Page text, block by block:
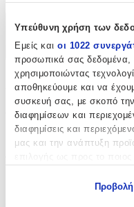
Υπεύθυνη χρήση των
Εμείς και οι 1022
προσωπικά σας δεδομένα,
χρησιμοποιώντας
αποθηκεύουμε και να
συσκευή σας, με σκοπό
διαφημίσεων και
διαφημίσεις και
μας και την ανάπτυξη
Χαρακτηριστικά
Χαρακτηριστικά
Θέμα:
Αυτοκίνητα